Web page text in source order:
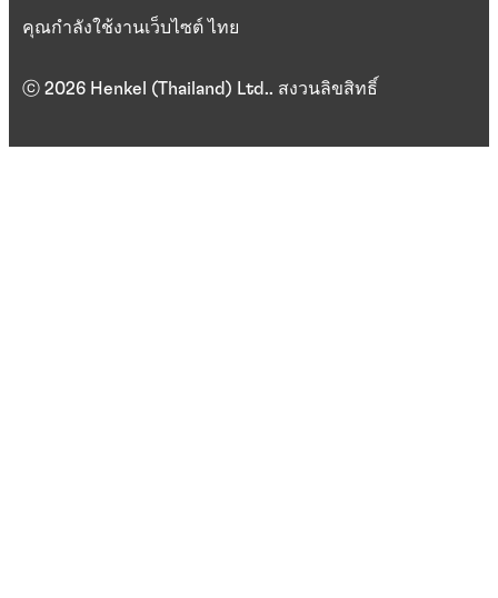
ⓒ 2026 Henkel (Thailand) Ltd.. สงวนลิขสิทธิ์
คุณกำลังใช้งานเว็บไซต์ ไทย